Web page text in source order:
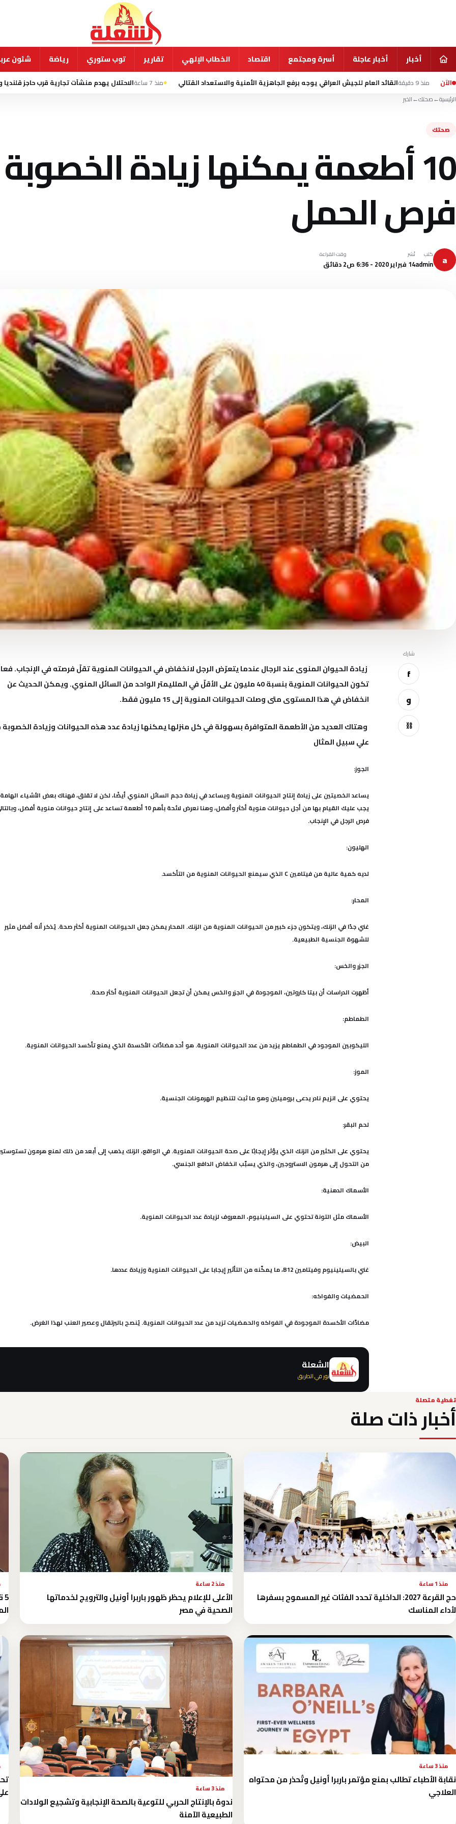
أخبار أخبار عاجلة أسرة ومجتمع اقتصاد الخطاب الإلهي تقارير توب ستوري رياضة شئون
الآن
القائد العام للجيش العراقي يوجه برفع الجاهزية الأمنية والاستعداد القتالي منذ 7 ساعة الاحتلال يهدم منشآت تجارية قرب حاجز قلنديا ويعتقل 11 فلسطينيا بالضفة
الرئيسية←صحتك←الخبر
صحتك
10 أطعمة يمكنها زيادة
فرص الحمل
a كتب
admin
نُشر
14 فبراير 2020 - 6:36 ص
وقت القراءة
2 دقائق
شارك
f
و
⛓
زيادة الحيوان المنوى عند الرجال عندما يتعرّض الرجل لانخفاض في الحيوانات المنوية تقلّ فرصته في الإنجاب.
تكون الحيوانات المنوية بنسبة 40 مليون على الأقلّ في الملليمتر الواحد من السائل المنوي. ويمكن الحديث عن
انخفاض في هذا المستوى متى وصلت الحيوانات المنوية إلى 15 مليون فقط.
وهتاك العديد من الأطعمة المتوافرة بسهولة في كل منزلها يمكنها زيادة عدد هذه الحيوانات وزيادة
علي سبيل المثال
الجوز:
يساعد الخصيتين على زيادة إنتاج الحيوانات المنوية ويساعد في زيادة حجم السائل المنوي أيضًا، لكن لا تقلق، فهناك بعض الأشياء
يجب عليك القيام بها من أجل حيوانات منوية أكثر وأفضل، وهنا نعرض لائحة بأهم 10 أطعمة تساعد على إنتاج حيوانات منوية
فرص الرجل في الإنجاب.
الهليون:
لديه كمية عالية من فيتامين C الذي سيمنع الحيوانات المنوية من التأكسد.
المحار:
غني جدًا في الزنك، ويتكون جزء كبير من الحيوانات المنوية من الزنك. المحار يمكن جعل الحيوانات المنوية أكثر صحة. يُذكر أنه أفضل مثير
للشهوة الجنسية الطبيعية.
الجزر والخس:
أظهرت الدراسات أن بيتا كاروتين، الموجودة في الجزر والخس يمكن أن تجعل الحيوانات المنوية أكثر صحة.
الطماطم:
الليكوبين الموجود في الطماطم يزيد من عدد الحيوانات المنوية. هو أحد مضادّات الأكسدة الذي يمنع تأكسد الحيوانات المنوية.
الموز:
يحتوي على انزيم نادر يدعى بروميلين وهو ما ثبت لتنظيم الهرمونات الجنسية.
لحم البقر:
يحتوي على الكثير من الزنك الذي يؤثر إيجابًا على صحة الحيوانات المنوية. في الواقع، الزنك يذهب إلى أبعد من ذلك لمنع هرمون
من التحول إلى هرمون الاستروجين، والذي يسبّب انخفاض الدافع الجنسي.
الأسماك الدهنية:
الأسماك مثل التونة تحتوي على السيلينيوم، المعروف لزيادة عدد الحيوانات المنوية.
البيض:
غني بالسيلينيوم وفيتامين B12، ما يمكّنه من التأثير إيجابا على الحيوانات المنوية وزيادة عددها.
الحمضيات والفواكه:
مضادّات الأكسدة الموجودة في الفواكه والحمضيات تزيد من عدد الحيوانات المنوية. يُنصح بالبرتقال وعصير العنب لهذا الغرض.
الشعلة
نور في الطريق
تغطية متصلة
أخبار ذات صلة
منذ 1 ساعة
حج القرعة 2027: الداخلية تحدد الفئات غير المسموح بسفرها
لأداء المناسك
منذ 2 ساعة
الأعلى للإعلام يحظر ظهور باربرا أونيل والترويج لخدماتها
الصحية في مصر
منذ 3 ساعة
نقابة الأطباء تطالب بمنع مؤتمر باربرا أونيل وتُحذر من محتواه
العلاجي
منذ 3 ساعة
ندوة بالإنتاج الحربي للتوعية بالصحة الإنجابية وتشجيع الولادات
الطبيعية الآمنة